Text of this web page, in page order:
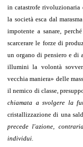
in catastrofe rivoluzionaria
la società esca dal
impotente a sanare,
scarcerare le forze di
un organo di pensiero e
illumini la volontà
vecchia maniera» delle
il nemico di classe,
chiamata a svolgere la
cristallizzazione di una
precede l'azione,
individui.